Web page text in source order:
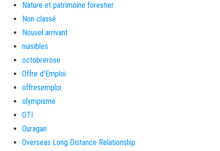
Nature et patrimoine forestier
Non classé
Nouvel arrivant
nuisibles
octobrerose
Offre d'Emploi
offresemploi
olympisme
OTI
Ouragan
Overseas Long Distance Relationship